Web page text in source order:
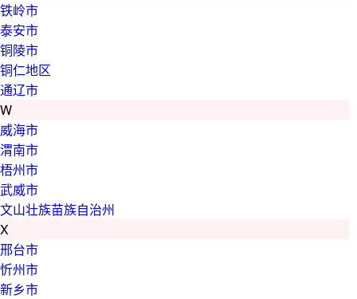
铁岭市
泰安市
铜陵市
铜仁地区
通辽市
W
威海市
渭南市
梧州市
武威市
文山壮族苗族自治州
X
邢台市
忻州市
新乡市